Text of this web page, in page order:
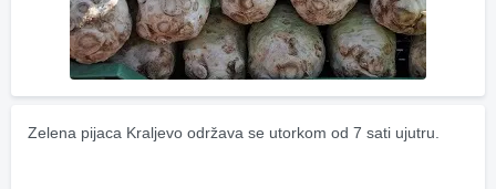
Zelena pijaca Kraljevo održava se utorkom od 7 sati ujutru.